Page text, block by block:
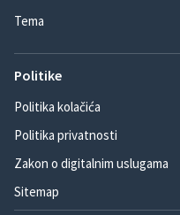
Tema
Politike
Politika kolačića
Politika privatnosti
Zakon o digitalnim uslugama
Sitemap